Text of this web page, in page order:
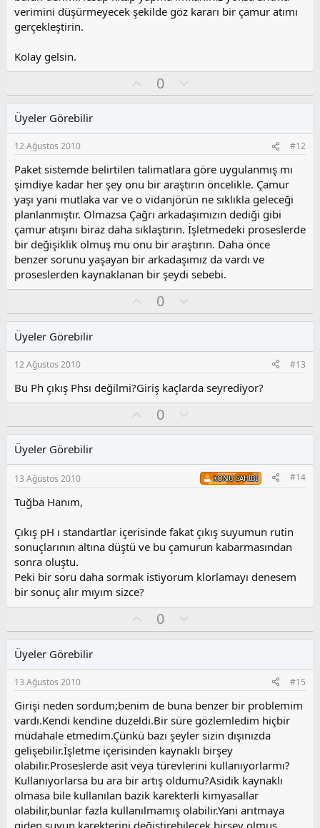
l
a
verimini düşürmeyecek şekilde göz kararı bir çamur atımı
gerçekleştirin.
Kolay gelsin.
y
0
l
s
u
z
o
y
l
a
Üyeler Görebilir
12 Ağustos 2010 #12
Paket sistemde belirtilen talimatlara göre uygulanmış mı
şimdiye kadar her şey onu bir araştırın öncelikle. Çamur
yaşı yani mutlaka var ve o vidanjörün ne sıklıkla geleceği
planlanmıştır. Olmazsa Çağrı arkadaşımızın dediği gibi
çamur atışını biraz daha sıklaştırın. İşletmedeki proseslerde
bir değişiklik olmuş mu onu bir araştırın. Daha önce
benzer sorunu yaşayan bir arkadaşımız da vardı ve
proseslerden kaynaklanan bir şeydi sebebi.
y
0
l
s
u
z
o
l
Üyeler Görebilir
12 Ağustos 2010 #13
Bu Ph çıkış Phsı değilmi?Giriş kaçlarda seyrediyor?
y
0
l
s
u
y
l
a
Üyeler Görebilir
13 Ağustos 2010 KONU SAHIBI #14
Tuğba Hanım,
Çıkış pH ı standartlar içerisinde fakat çıkış suyumun rutin
sonuçlarının altına düştü ve bu çamurun kabarmasından
sonra oluştu.
Peki bir soru daha sormak istiyorum klorlamayı denesem
bir sonuç alır mıyım sizce?
y
0
l
s
u
z
o
y
l
a
Üyeler Görebilir
13 Ağustos 2010 #15
Girişi neden sordum;benim de buna benzer bir problemim
vardı.Kendi kendine düzeldi.Bir süre gözlemledim hiçbir
müdahale etmedim.Çünkü bazı şeyler sizin dışınızda
gelişebilir.İşletme içerisinden kaynaklı birşey
olabilir.Proseslerde asit veya türevlerini kullanıyorlarmı?
Kullanıyorlarsa bu ara bir artış oldumu?Asidik kaynaklı
olmasa bile kullanılan bazik karekterli kimyasallar
olabilir,bunlar fazla kullanılmamış olabilir.Yani arıtmaya
giden suyun karekterini değiştirebilecek birşey olmuş